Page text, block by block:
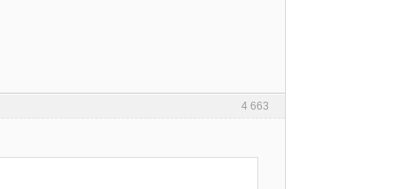
4 663